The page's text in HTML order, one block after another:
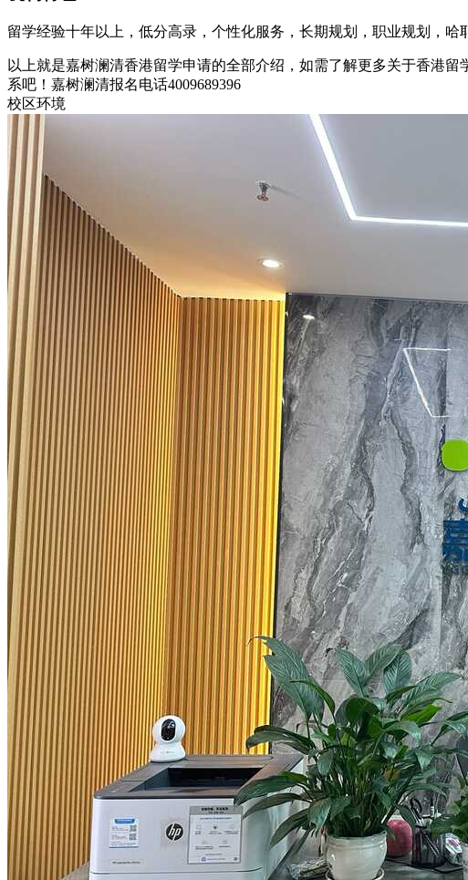
留学经验十年以上，低分高录，个性化服务，长期规划，职业规划，哈
以上就是嘉树澜清香港留学申请的全部介绍，如需了解更多关于香港
系吧！嘉树澜清报名电话4009689396
校区环境